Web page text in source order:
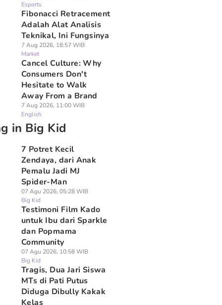
Esports
Fibonacci Retracement
Adalah Alat Analisis
Teknikal, Ini Fungsinya
7 Aug 2026, 18:57 WIB
Market
Cancel Culture: Why
Consumers Don't
Hesitate to Walk
Away From a Brand
7 Aug 2026, 11:00 WIB
English
in Big Kid
7 Potret Kecil
Zendaya, dari Anak
Pemalu Jadi MJ
Spider-Man
07 Agu 2026, 05:28 WIB
Big Kid
Testimoni Film Kado
untuk Ibu dari Sparkle
dan Popmama
Community
07 Agu 2026, 10:58 WIB
Big Kid
Tragis, Dua Jari Siswa
MTs di Pati Putus
Diduga Dibully Kakak
Kelas